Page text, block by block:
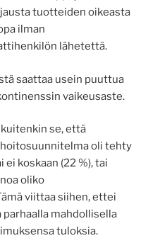
tuotteiden oikeasta
ilman
lähetettä.
saattaa usein puuttua
vaikeusaste.
se, että
oli tehty
koskaan (22 %), tai
oliko
viittaa siihen, ettei
mahdollisella
tuloksia.